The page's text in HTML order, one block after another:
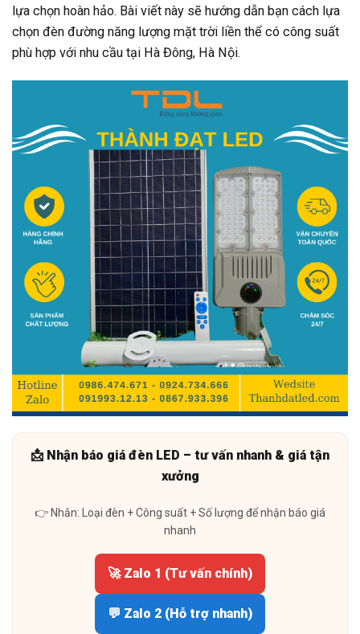
lựa chọn hoàn hảo. Bài viết này sẽ hướng dẫn bạn cách lựa
chọn đèn đường năng lượng mặt trời liền thể có công suất
phù hợp với nhu cầu tại Hà Đông, Hà Nội.
📩 Nhận báo giá đèn LED – tư vấn nhanh & giá tận
xưởng
👉 Nhắn: Loại đèn + Công suất + Số lượng để nhận báo giá
nhanh
🚀 Zalo 1 (Tư vấn chính)
💬 Zalo 2 (Hỗ trợ nhanh)